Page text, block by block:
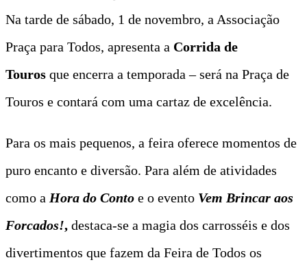
Na tarde de sábado, 1 de novembro, a Associação
Praça para Todos, apresenta a Corrida de
Touros que encerra a temporada – será na Praça de
Touros e contará com uma cartaz de excelência.
Para os mais pequenos, a feira oferece momentos de
puro encanto e diversão. Para além de atividades
como a Hora do Conto e o evento Vem Brincar aos
Forcados!, destaca-se a magia dos carrosséis e dos
divertimentos que fazem da Feira de Todos os